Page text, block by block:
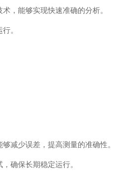
，能够实现快速准确的分析。
。
减少误差，提高测量的准确性。
确保长期稳定运行。